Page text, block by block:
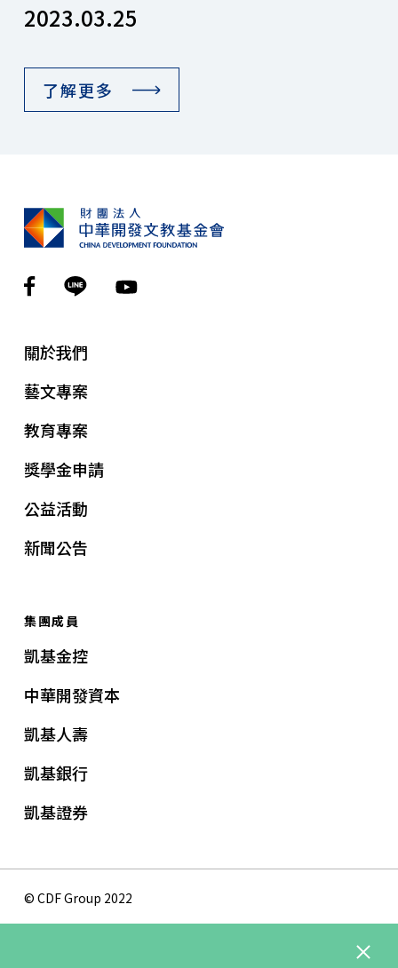
2023.03.25
了解更多
關於我們
藝文專案
教育專案
獎學金申請
公益活動
新聞公告
集團成員
凱基金控
中華開發資本
凱基人壽
凱基銀行
凱基證券
© CDF Group 2022